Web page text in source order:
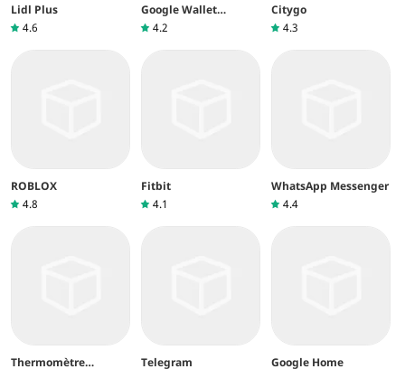
Lidl Plus
4.6
Google Wallet
(Google Pay)
4.2
Citygo
4.3
ROBLOX
4.8
Fitbit
4.1
WhatsApp Messenger
4.4
Thermomètre
Telegram Google Home